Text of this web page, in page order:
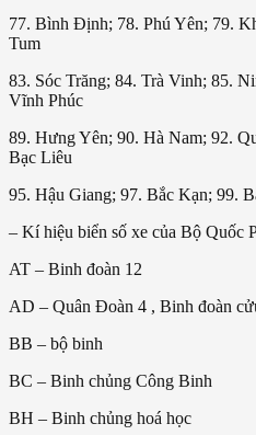
77. Bình Định; 78. Phú Yên; 79.
Tum
83. Sóc Trăng; 84. Trà Vinh; 85.
Vĩnh Phúc
89. Hưng Yên; 90. Hà Nam; 92.
Bạc Liêu
95. Hậu Giang; 97. Bắc Kạn; 99.
– Kí hiệu biển số xe của Bộ Quốc
AT – Binh đoàn 12
AD – Quân Đoàn 4 , Binh đoàn
BB – bộ binh
BC – Binh chủng Công Binh
BH – Binh chủng hoá học